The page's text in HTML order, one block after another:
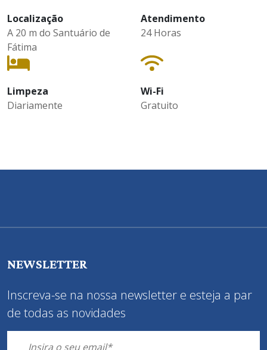
Localização
A 20 m do Santuário de
Fátima
Atendimento
24 Horas
Limpeza
Diariamente
Wi-Fi
Gratuito
NEWSLETTER
Inscreva-se na nossa newsletter e esteja a par
de todas as novidades